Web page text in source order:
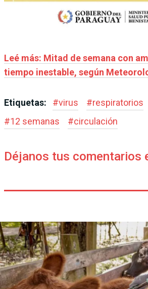
Leé más: Mitad de semana con
tiempo inestable, según
Etiquetas: #virus #respiratorios
#12 semanas #circulación
Déjanos tus comentarios